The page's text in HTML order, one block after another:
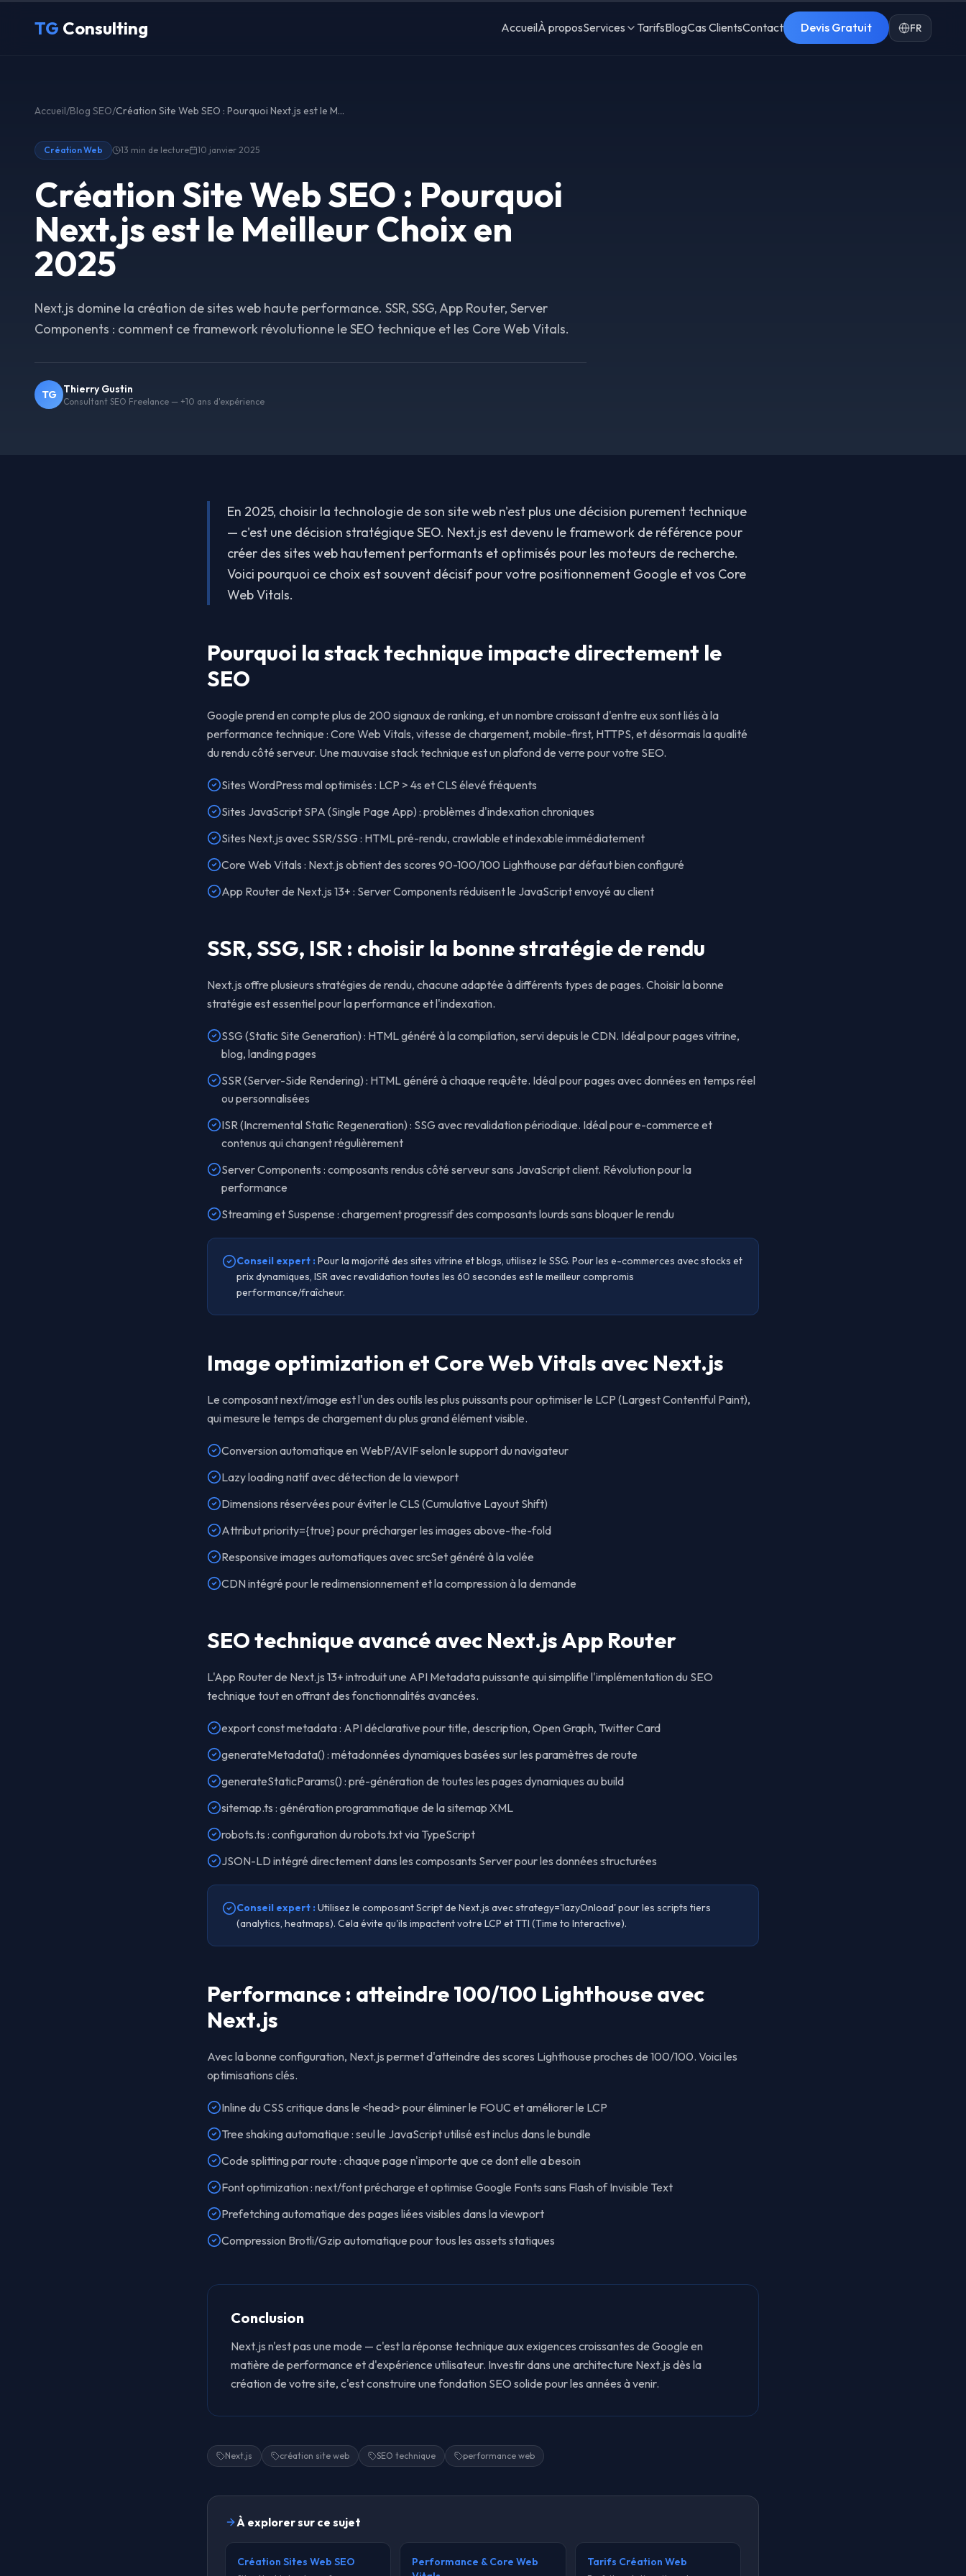
TG Consulting AccueilÀ proposServices TarifsBlogCas ClientsContact Devis Gratuit FR
Accueil/Blog SEO/ Création Site Web SEO : Pourquoi Next.js est le Meilleur Choix en 2025
Création Web 13 min de lecture 10 janvier 2025
Création Site Web SEO : Pourquoi
Next.js est le Meilleur Choix en
2025
Next.js domine la création de sites web haute performance. SSR, SSG, App Router, Server
Components : comment ce framework révolutionne le SEO technique et les Core Web Vitals.
TG Thierry Gustin
Consultant SEO Freelance — +10 ans d'expérience
En 2025, choisir la technologie de son site web n'est plus une décision purement technique
— c'est une décision stratégique SEO. Next.js est devenu le framework de référence pour
créer des sites web hautement performants et optimisés pour les moteurs de recherche.
Voici pourquoi ce choix est souvent décisif pour votre positionnement Google et vos Core
Web Vitals.
Pourquoi la stack technique impacte directement le
SEO
Google prend en compte plus de 200 signaux de ranking, et un nombre croissant d'entre eux sont liés à la
performance technique : Core Web Vitals, vitesse de chargement, mobile-first, HTTPS, et désormais la qualité
du rendu côté serveur. Une mauvaise stack technique est un plafond de verre pour votre SEO.
Sites WordPress mal optimisés : LCP > 4s et CLS élevé fréquents
Sites JavaScript SPA (Single Page App) : problèmes d'indexation chroniques
Sites Next.js avec SSR/SSG : HTML pré-rendu, crawlable et indexable immédiatement
Core Web Vitals : Next.js obtient des scores 90-100/100 Lighthouse par défaut bien configuré
App Router de Next.js 13+ : Server Components réduisent le JavaScript envoyé au client
SSR, SSG, ISR : choisir la bonne stratégie de rendu
Next.js offre plusieurs stratégies de rendu, chacune adaptée à différents types de pages. Choisir la bonne
stratégie est essentiel pour la performance et l'indexation.
SSG (Static Site Generation) : HTML généré à la compilation, servi depuis le CDN. Idéal pour pages vitrine,
blog, landing pages
SSR (Server-Side Rendering) : HTML généré à chaque requête. Idéal pour pages avec données en temps réel
ou personnalisées
ISR (Incremental Static Regeneration) : SSG avec revalidation périodique. Idéal pour e-commerce et
contenus qui changent régulièrement
Server Components : composants rendus côté serveur sans JavaScript client. Révolution pour la
performance
Streaming et Suspense : chargement progressif des composants lourds sans bloquer le rendu
Conseil expert :Pour la majorité des sites vitrine et blogs, utilisez le SSG. Pour les e-commerces avec stocks et
prix dynamiques, ISR avec revalidation toutes les 60 secondes est le meilleur compromis
performance/fraîcheur.
Image optimization et Core Web Vitals avec Next.js
Le composant next/image est l'un des outils les plus puissants pour optimiser le LCP (Largest Contentful Paint),
qui mesure le temps de chargement du plus grand élément visible.
Conversion automatique en WebP/AVIF selon le support du navigateur
Lazy loading natif avec détection de la viewport
Dimensions réservées pour éviter le CLS (Cumulative Layout Shift)
Attribut priority={true} pour précharger les images above-the-fold
Responsive images automatiques avec srcSet généré à la volée
CDN intégré pour le redimensionnement et la compression à la demande
SEO technique avancé avec Next.js App Router
L'App Router de Next.js 13+ introduit une API Metadata puissante qui simplifie l'implémentation du SEO
technique tout en offrant des fonctionnalités avancées.
export const metadata : API déclarative pour title, description, Open Graph, Twitter Card
generateMetadata() : métadonnées dynamiques basées sur les paramètres de route
generateStaticParams() : pré-génération de toutes les pages dynamiques au build
sitemap.ts : génération programmatique de la sitemap XML
robots.ts : configuration du robots.txt via TypeScript
JSON-LD intégré directement dans les composants Server pour les données structurées
Conseil expert :Utilisez le composant Script de Next.js avec strategy='lazyOnload' pour les scripts tiers
(analytics, heatmaps). Cela évite qu'ils impactent votre LCP et TTI (Time to Interactive).
Performance : atteindre 100/100 Lighthouse avec
Next.js
Avec la bonne configuration, Next.js permet d'atteindre des scores Lighthouse proches de 100/100. Voici les
optimisations clés.
Inline du CSS critique dans le <head> pour éliminer le FOUC et améliorer le LCP
Tree shaking automatique : seul le JavaScript utilisé est inclus dans le bundle
Code splitting par route : chaque page n'importe que ce dont elle a besoin
Font optimization : next/font précharge et optimise Google Fonts sans Flash of Invisible Text
Prefetching automatique des pages liées visibles dans la viewport
Compression Brotli/Gzip automatique pour tous les assets statiques
Conclusion
Next.js n'est pas une mode — c'est la réponse technique aux exigences croissantes de Google en
matière de performance et d'expérience utilisateur. Investir dans une architecture Next.js dès la
création de votre site, c'est construire une fondation SEO solide pour les années à venir.
Next.js création site web SEO technique performance web
À explorer sur ce sujet
Création Sites Web SEO
Performance & Core Web
Tarifs Création Web